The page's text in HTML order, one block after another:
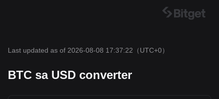
Last updated as of 2026-08-08 17:37:22 （UTC+0）
BTC sa USD converter